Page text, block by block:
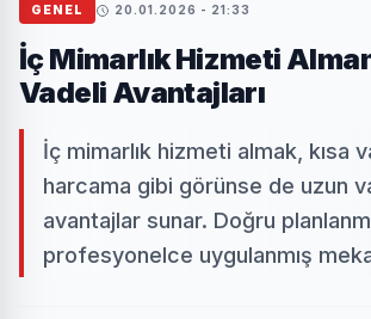
GENEL 20.01.2026 - 21:33
İç Mimarlık Hizmeti
Vadeli Avantajları
İç mimarlık hizmeti almak, kısa
harcama gibi görünse de uzun
avantajlar sunar. Doğru
profesyonelce uygulanmış